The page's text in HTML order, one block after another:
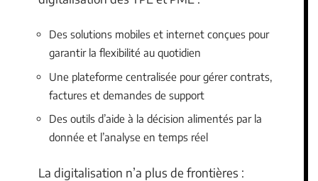
Des solutions mobiles et internet conçues pour
garantir la flexibilité au quotidien
Une plateforme centralisée pour gérer contrats,
factures et demandes de support
Des outils d’aide à la décision alimentés par la
donnée et l’analyse en temps réel
La digitalisation n’a plus de frontières :